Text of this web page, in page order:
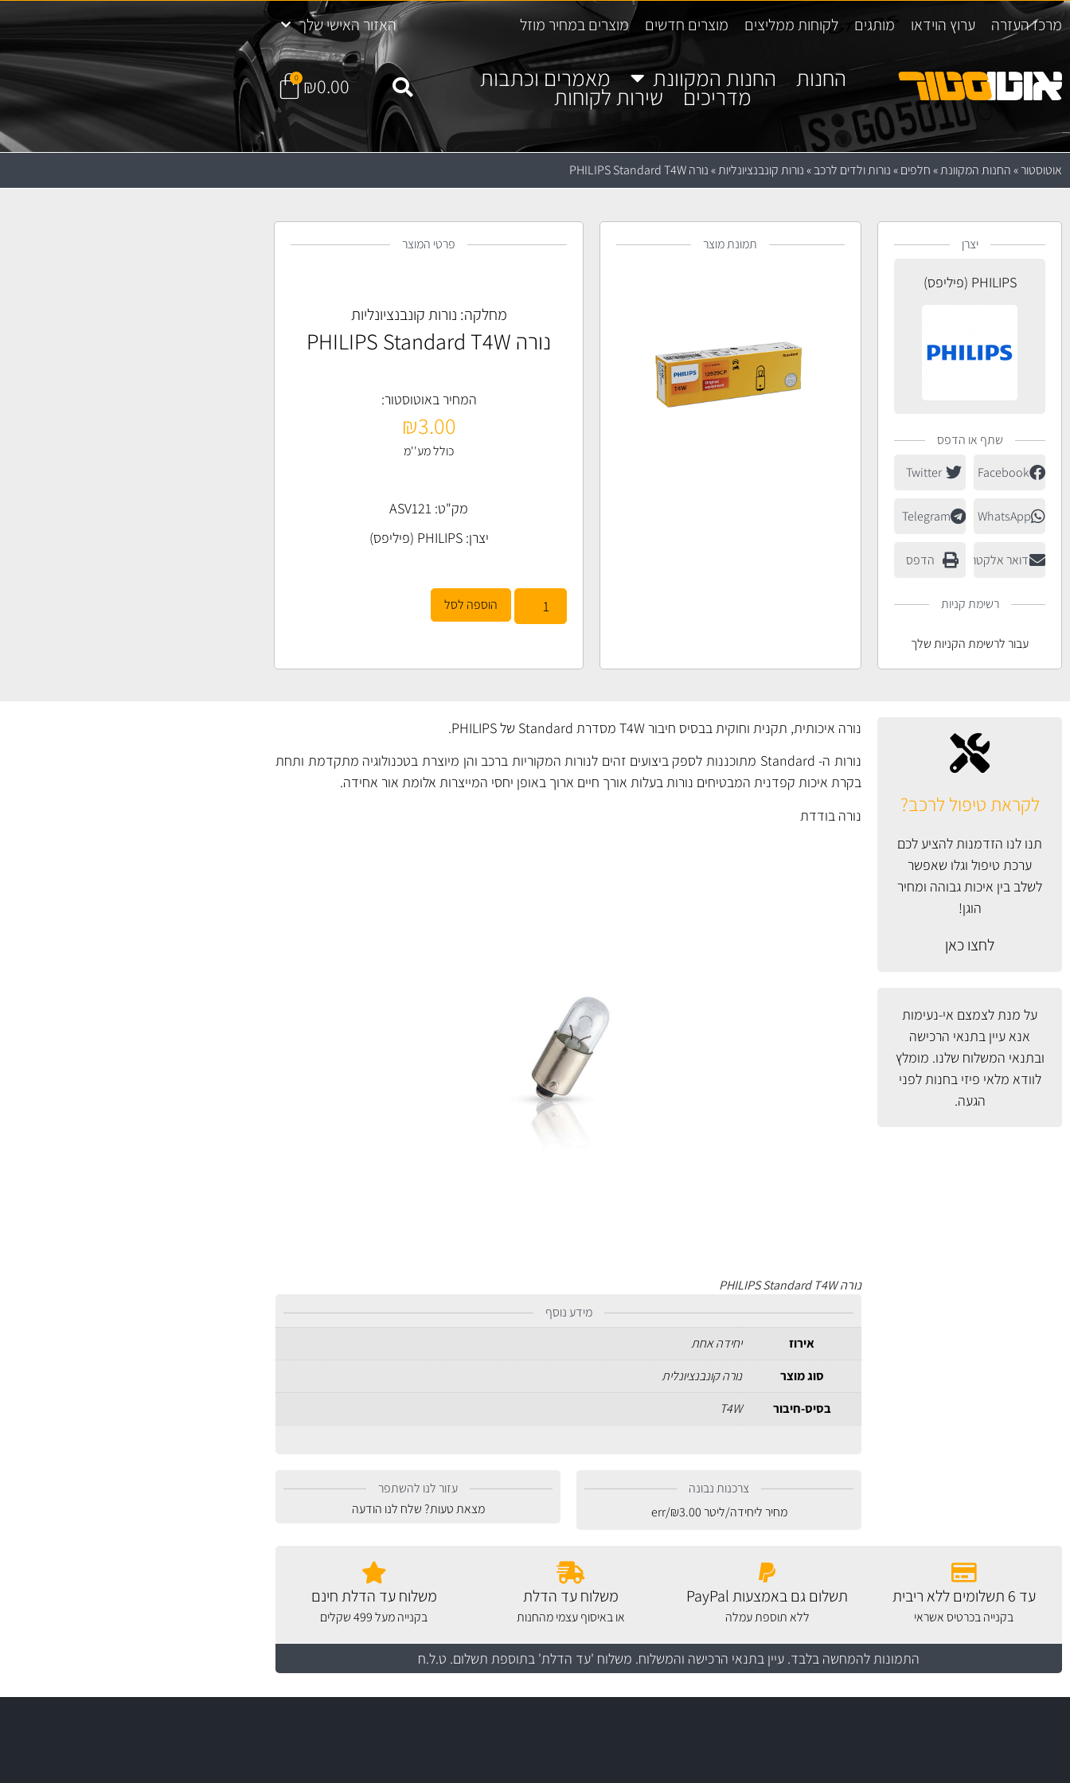
מרכז העזרה ערוץ הוידאו מותגים לקוחות ממליצים מוצרים חדשים מוצרים במחיר מוזל האזור האישי שלך
החנות החנות המקוונת מאמרים וכתבות
מדריכים שירות לקוחות ₪0.00
0
אוטוסטור»החנות המקוונת»חלפים»נורות ולדים לרכב»נורות קונבנציונליות»נורה PHILIPS Standard T4W
יצרן
PHILIPS (פיליפס)
שתף או הדפס
Facebook
Twitter
WhatsApp
Telegram
דואר אלקטרוני הדפס
רשימת קניות
עבור לרשימת הקניות שלך
תמונת מוצר פרטי המוצר
מחלקה: נורות קונבנציונליות
נורה PHILIPS Standard T4W
המחיר באוטוסטור:
₪3.00
כולל מע''מ
מק"ט: ASV121
יצרן:PHILIPS (פיליפס)
הוספה לסל
לקראת טיפול לרכב?
תנו לנו הזדמנות להציע לכם
ערכת טיפול וגלו שאפשר
לשלב בין איכות גבוהה ומחיר
הוגן!
לחצו כאן
על מנת לצמצם אי-נעימות
אנא עיין בתנאי הרכישה
ובתנאי המשלוח שלנו. מומלץ
לוודא מלאי פיזי בחנות לפני
הגעה.
נורה איכותית, תקנית וחוקית בבסיס חיבור T4W מסדרת Standard של PHILIPS.
נורות ה- Standard מתוכננות לספק ביצועים זהים לנורות המקוריות ברכב והן מיוצרת בטכנולוגיה מתקדמת ותחת
בקרת איכות קפדנית המבטיחים נורות בעלות אורך חיים ארוך באופן יחסי המייצרות אלומת אור אחידה.
נורה בודדת
נורה PHILIPS Standard T4W
מידע נוסף
אירוז
יחידה אחת
סוג מוצר
נורה קונבנציונלית
בסיס-חיבור
T4W
צרכנות נבונה
מחיר ליחידה/ליטר
₪3.00
/err
עזור לנו להשתפר
מצאת טעות? שלח לנו הודעה
עד 6 תשלומים ללא ריבית
בקנייה בכרטיס אשראי
תשלום גם באמצעות PayPal
ללא תוספת עמלה
משלוח עד הדלת
או באיסוף עצמי מהחנות
משלוח עד הדלת חינם
בקנייה מעל 499 שקלים
התמונות להמחשה בלבד. עיין בתנאי הרכישה והמשלוח. משלוח 'עד הדלת' בתוספת תשלום. ט.ל.ח